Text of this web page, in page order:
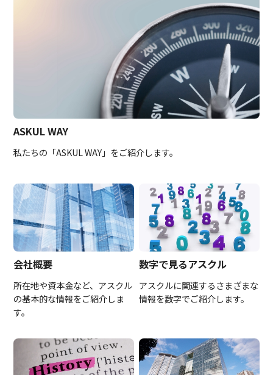
ASKUL WAY
私たちの「ASKUL WAY」をご紹介します。
会社概要
所在地や資本金など、アスクル
の基本的な情報をご紹介しま
す。
数字で見るアスクル
アスクルに関連するさまざまな
情報を数字でご紹介します。